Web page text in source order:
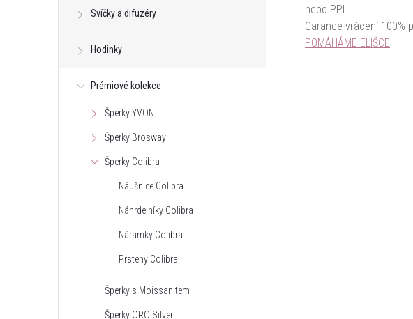
Svíčky a difuzéry
Hodinky
Prémiové kolekce
Šperky YVON
Šperky Brosway
Šperky Colibra
Náušnice Colibra
Náhrdelníky Colibra
Náramky Colibra
Prsteny Colibra
Šperky s Moissanitem
Šperky ORO Silver
nebo PPL
Garance vrácení 100%
POMÁHÁME ELIŠCE